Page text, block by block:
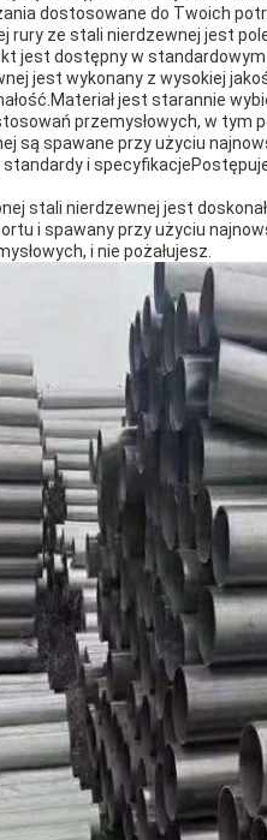
dostosowane do Twoich
rury ze stali nierdzewnej jest
jest dostępny w
jest wykonany z wysokiej
jest starannie
przemysłowych, w
są spawane przy użyciu
i
stali nierdzewnej jest
i spawany przy użyciu
i nie pożałujesz.